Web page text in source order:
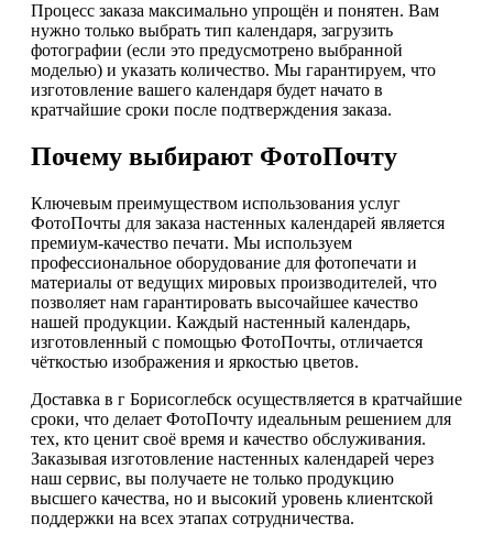
Процесс заказа максимально упрощён и понятен. Вам
нужно только выбрать тип календаря, загрузить
фотографии (если это предусмотрено выбранной
моделью) и указать количество. Мы гарантируем, что
изготовление вашего календаря будет начато в
кратчайшие сроки после подтверждения заказа.
Почему выбирают ФотоПочту
Ключевым преимуществом использования услуг
ФотоПочты для заказа настенных календарей является
премиум-качество печати. Мы используем
профессиональное оборудование для фотопечати и
материалы от ведущих мировых производителей, что
позволяет нам гарантировать высочайшее качество
нашей продукции. Каждый настенный календарь,
изготовленный с помощью ФотоПочты, отличается
чёткостью изображения и яркостью цветов.
Доставка в г Борисоглебск осуществляется в кратчайшие
сроки, что делает ФотоПочту идеальным решением для
тех, кто ценит своё время и качество обслуживания.
Заказывая изготовление настенных календарей через
наш сервис, вы получаете не только продукцию
высшего качества, но и высокий уровень клиентской
поддержки на всех этапах сотрудничества.